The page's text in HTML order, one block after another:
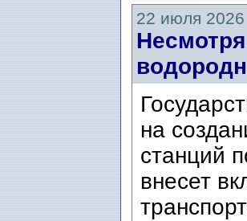
22 июля 2026
на
станций
внесет